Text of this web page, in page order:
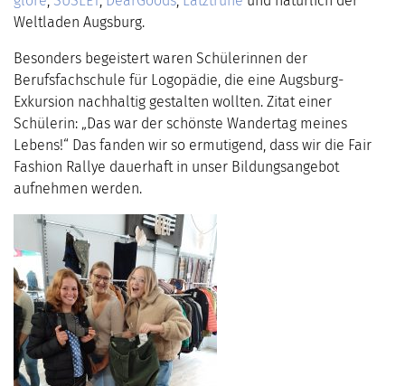
Weltladen Augsburg.
Besonders begeistert waren Schülerinnen der
Berufsfachschule für Logopädie, die eine Augsburg-
Exkursion nachhaltig gestalten wollten. Zitat einer
Schülerin: „Das war der schönste Wandertag meines
Lebens!“ Das fanden wir so ermutigend, dass wir die Fair
Fashion Rallye dauerhaft in unser Bildungsangebot
aufnehmen werden.